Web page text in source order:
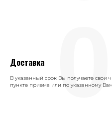
Доставка
В указанный срок Вы получаете свои
пункте приема или по указанному